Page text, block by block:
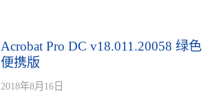
Acrobat Pro DC v18.011.20058 绿色
便携版
2018年8月16日